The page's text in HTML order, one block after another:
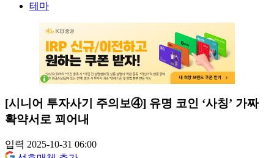
테마
[시니어 투자사기 주의보④] 유명 코인 ‘사칭’ 가짜
확약서로 꾀어내
입력 2025-10-31 06:00